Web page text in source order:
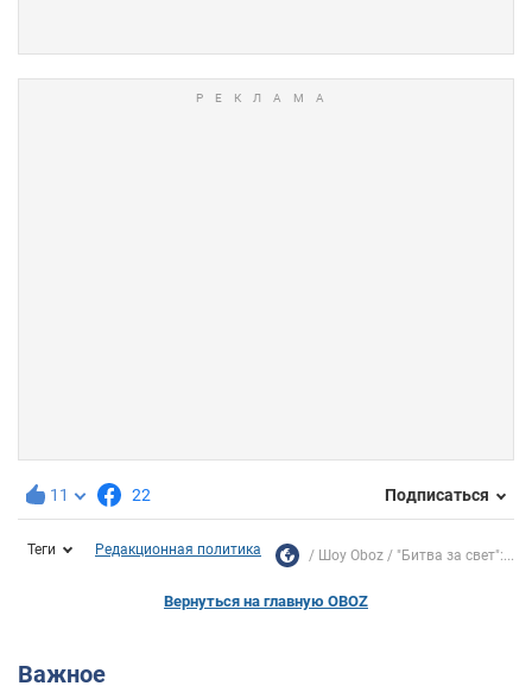
11 22 Подписаться
Теги Редакционная политика Шоу Oboz "Битва за свет":...
Вернуться на главную OBOZ
Важное